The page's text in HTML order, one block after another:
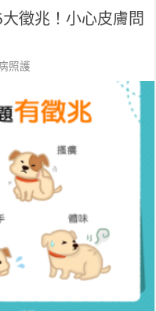
徵兆！小心皮膚問
照護